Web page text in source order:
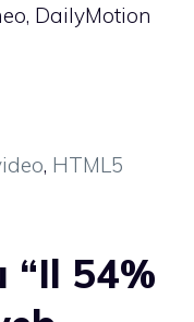
DailyMotion
, HTML5
“Il 54%